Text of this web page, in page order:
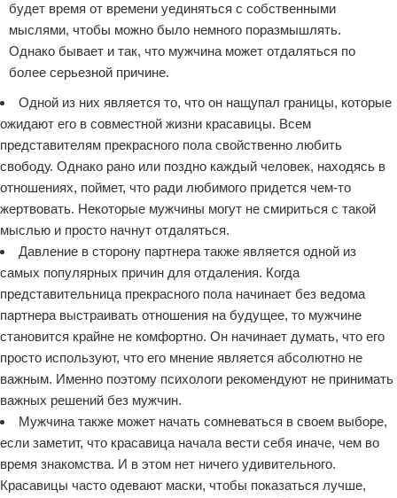
будет время от времени уединяться с собственными
мыслями, чтобы можно было немного поразмышлять.
Однако бывает и так, что мужчина может отдаляться по
более серьезной причине.
Одной из них является то, что он нащупал границы, которые
ожидают его в совместной жизни красавицы. Всем
представителям прекрасного пола свойственно любить
свободу. Однако рано или поздно каждый человек, находясь в
отношениях, поймет, что ради любимого придется чем-то
жертвовать. Некоторые мужчины могут не смириться с такой
мыслью и просто начнут отдаляться.
Давление в сторону партнера также является одной из
самых популярных причин для отдаления. Когда
представительница прекрасного пола начинает без ведома
партнера выстраивать отношения на будущее, то мужчине
становится крайне не комфортно. Он начинает думать, что его
просто используют, что его мнение является абсолютно не
важным. Именно поэтому психологи рекомендуют не принимать
важных решений без мужчин.
Мужчина также может начать сомневаться в своем выборе,
если заметит, что красавица начала вести себя иначе, чем во
время знакомства. И в этом нет ничего удивительного.
Красавицы часто одевают маски, чтобы показаться лучше,